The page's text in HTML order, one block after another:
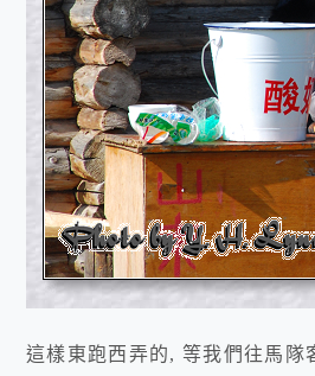
這樣東跑西弄的, 等我們往馬